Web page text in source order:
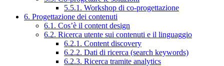
5.5.1. Workshop di co-progettazione
6. Progettazione dei contenuti
6.1. Cos’è il content design
6.2. Ricerca utente sui contenuti e il linguaggio
6.2.1. Content discovery
6.2.2. Dati di ricerca (search keywords)
6.2.3. Ricerca tramite analytics